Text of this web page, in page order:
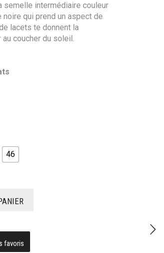
semelle intermédiaire couleur
qui prend un aspect de
lacets te donnent la
coucher du soleil.
46
favoris